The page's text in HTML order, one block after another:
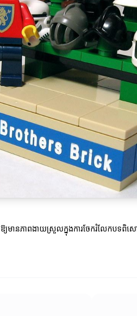
យមានភាពងាយស្រួលក្នុងការចែករំលែកបទ